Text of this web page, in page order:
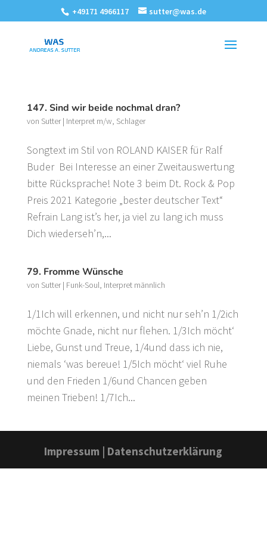
+49171 4966117 sutter@was.de
147. Sind wir beide nochmal dran?
von Sutter| Interpret m/w, Schlager
Songtext im Stil von ROLAND KAISER für Ralf
Buder Bei Interesse an einer Zweitauswertung
bitte Rücksprache! Note 3 beim Dt. Rock & Pop
Preis 2021 Kategorie „bester deutscher Text“
Refrain Lang ist’s her, ja viel zu lang ich muss
Dich wiederseh’n,...
79. Fromme Wünsche
von Sutter| Funk-Soul, Interpret männlich
1/1Ich will erkennen, und nicht nur seh’n 1/2ich
möchte Gnade, nicht nur flehen. 1/3Ich möcht‘
Liebe, Gunst und Treue, 1/4und dass ich nie,
niemals ‘was bereue! 1/5Ich möcht‘ viel Ruhe
und den Frieden 1/6und Chancen geben
meinen Trieben! 1/7Ich...
Impressum | Datenschutzerklärung